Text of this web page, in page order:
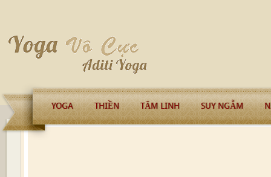
YOGA THIỀN TÂM LINH SUY NGẪM